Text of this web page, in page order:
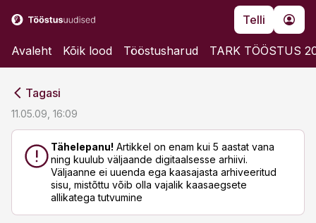
Telli
Avaleht Kõik lood Tööstusharud TARK TÖÖSTUS
Tagasi
11.05.09, 16:09
Tähelepanu! Artikkel on enam kui 5 aastat vana
ning kuulub väljaande digitaalsesse arhiivi.
Väljaanne ei uuenda ega kaasajasta arhiveeritud
sisu, mistõttu võib olla vajalik kaasaegsete
allikatega tutvumine